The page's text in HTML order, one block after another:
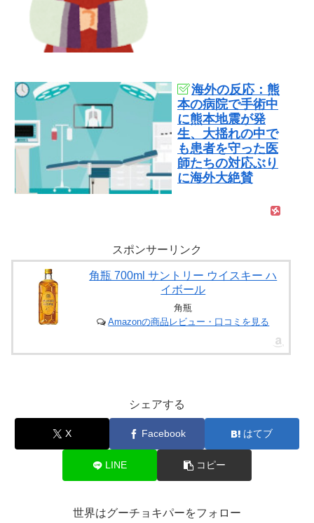
海外の反応：熊
本の病院で手術中
に熊本地震が発
生、大揺れの中で
も患者を守った医
師たちの対応ぶり
に海外大絶賛
スポンサーリンク
角瓶 700ml サントリー ウイスキー ハ
イボール
角瓶
Amazonの商品レビュー・口コミを見る
シェアする
X Facebook はてブ
LINE コピー
世界はグーチョキパーをフォロー